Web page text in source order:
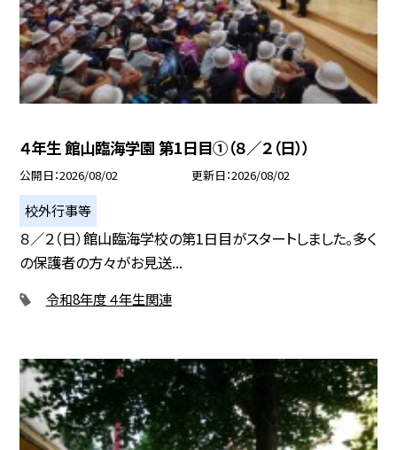
４年生 館山臨海学園 第1日目①（８／２（日））
公開日 2026/08/02 更新日 2026/08/02
校外行事等
８／２（日）館山臨海学校の第1日目がスタートしました。多く
の保護者の方々がお見送...
令和8年度 ４年生関連